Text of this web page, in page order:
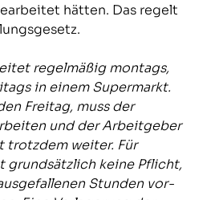
hätten. Das regelt
regelmäßig montags,
in einem Supermarkt.
Freitag, muss der
und der Arbeitgeber
trotzdem weiter. Für
grundsätzlich keine Pflicht,
Stunden vor-